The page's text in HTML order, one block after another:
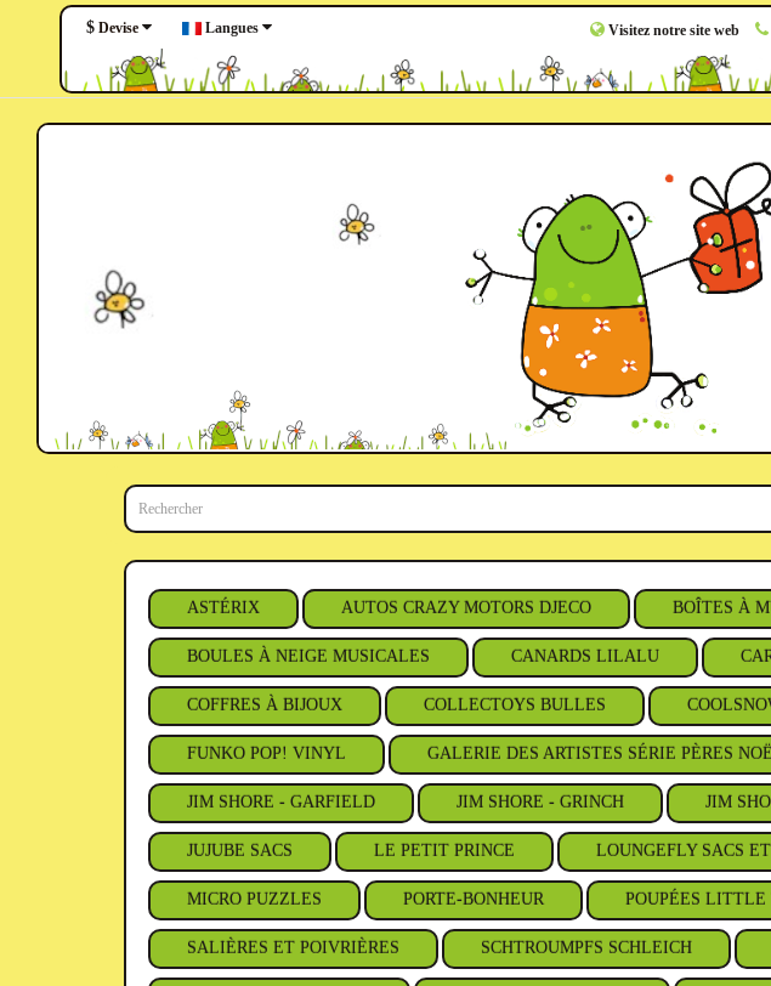
$ Devise Langues Visitez notre site web
ASTÉRIX AUTOS CRAZY MOTORS DJECO BOÎTES À
BOULES À NEIGE MUSICALES CANARDS LILALU
COFFRES À BIJOUX COLLECTOYS BULLES
FUNKO POP! VINYL GALERIE DES ARTISTES SÉRIE PÈRES
JIM SHORE - GARFIELD JIM SHORE - GRINCH JIM
JUJUBE SACS LE PETIT PRINCE LOUNGEFLY SACS
MICRO PUZZLES PORTE-BONHEUR POUPÉES LITTLE
SALIÈRES ET POIVRIÈRES SCHTROUMPFS SCHLEICH